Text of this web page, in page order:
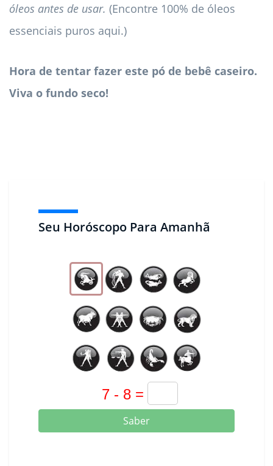
Seu Horóscopo Para Amanhã
Saber
óleos antes de usar. (Encontre 100% de óleos
essenciais puros aqui.)
Hora de tentar fazer este pó de bebê caseiro.
Viva o fundo seco!